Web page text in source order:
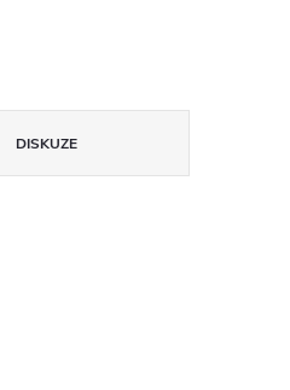
DISKUZE